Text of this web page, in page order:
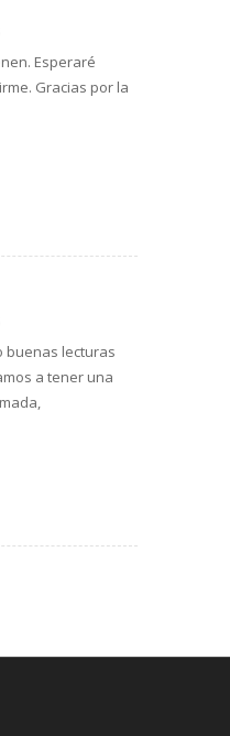
Esperaré
Gracias por la
buenas lecturas
a tener una